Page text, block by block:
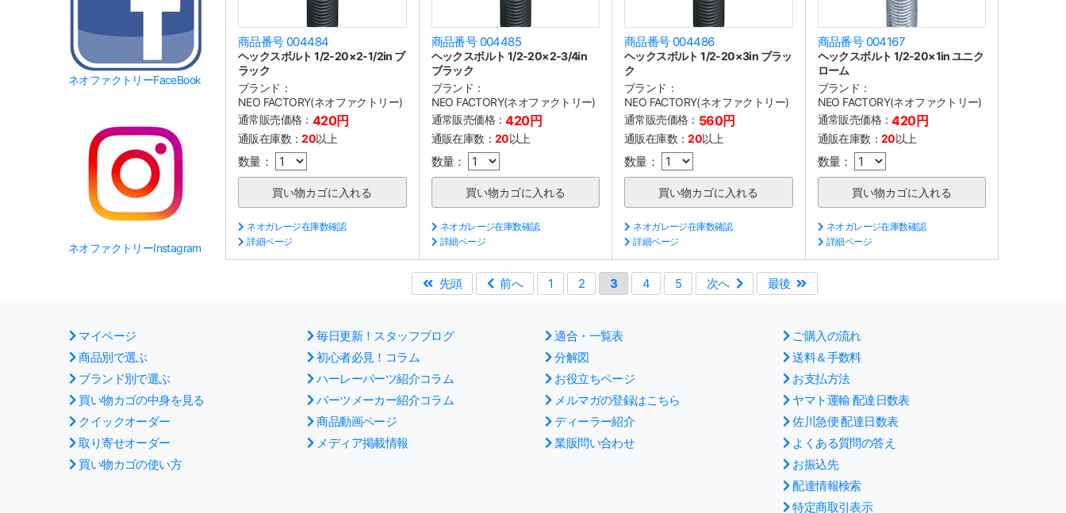
ネオファクトリーFaceBook
ネオファクトリーInstagram
商品番号 004484
ヘックスボルト 1/2-20×2-1/2in ブ
ラック
ブランド：
NEO FACTORY(ネオファクトリー)
通常販売価格： 420円
通販在庫数：20以上
数量：
ネオガレージ在庫数確認
詳細ページ
商品番号 004485
ヘックスボルト 1/2-20×2-3/4in
ブラック
ブランド：
NEO FACTORY(ネオファクトリー)
通常販売価格：420円
通販在庫数： 20以上
数量：
ネオガレージ在庫数確認
詳細ページ
商品番号 004486
ヘックスボルト 1/2-20×3in ブラッ
ク
ブランド：
NEO FACTORY(ネオファクトリー)
通常販売価格： 560円
通販在庫数：20以上
数量：
ネオガレージ在庫数確認
詳細ページ
商品番号 004167
ヘックスボルト 1/2-20×1in ユニク
ローム
ブランド：
NEO FACTORY(ネオファクトリー)
通常販売価格：420円
通販在庫数： 20以上
数量：
ネオガレージ在庫数確認
詳細ページ
先頭 前へ 1 2 3 4 5 次へ 最後
マイページ
商品別で選ぶ
ブランド別で選ぶ
買い物カゴの中身を見る
クイックオーダー
取り寄せオーダー
買い物カゴの使い方
毎日更新！スタッフブログ
初心者必見！コラム
ハーレーパーツ紹介コラム
パーツメーカー紹介コラム
商品動画ページ
メディア掲載情報
適合・一覧表
分解図
お役立ちページ
メルマガの登録はこちら
ディーラー紹介
業販問い合わせ
ご購入の流れ
送料＆手数料
お支払方法
ヤマト運輸 配達日数表
佐川急便 配達日数表
よくある質問の答え
お振込先
配達情報検索
特定商取引表示